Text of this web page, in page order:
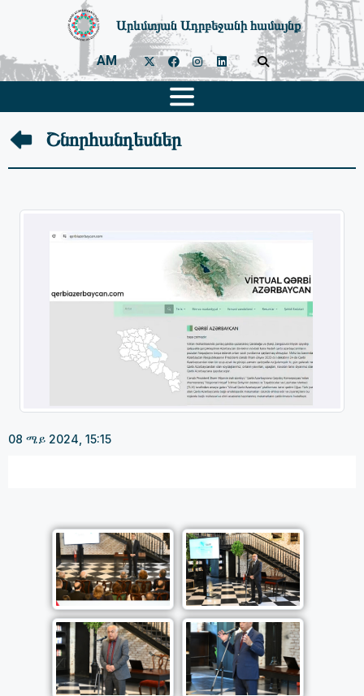
Արևմտյան Ադրբեջանի համայնք
AM
Շնորհանդեսներ
08 ሜይ 2024, 15:15